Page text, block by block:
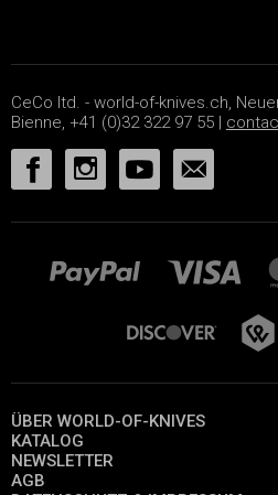
CeCo ltd. - world-of-knives.ch,
Bienne, +41 (0)32 322 97 55 |
ÜBER WORLD-OF-KNIVES
KATALOG
NEWSLETTER
AGB